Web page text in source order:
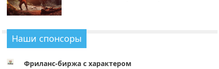
Наши спонсоры
Фриланс-биржа с характером